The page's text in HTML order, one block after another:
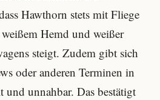
Hawthorn stets mit Fliege
Hemd und weißer
steigt. Zudem gibt sich
oder anderen Terminen in
und unnahbar. Das bestätigt